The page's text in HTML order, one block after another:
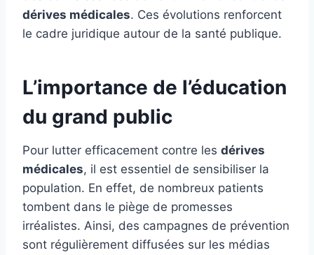
dérives médicales. Ces évolutions renforcent
le cadre juridique autour de la santé publique.
L’importance de l’éducation
du grand public
Pour lutter efficacement contre les dérives
médicales, il est essentiel de sensibiliser la
population. En effet, de nombreux patients
tombent dans le piège de promesses
irréalistes. Ainsi, des campagnes de prévention
sont régulièrement diffusées sur les médias